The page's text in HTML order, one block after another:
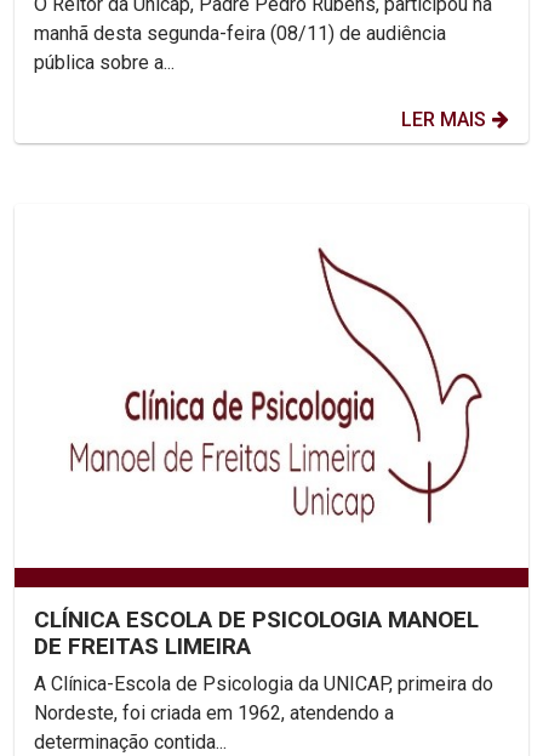
manhã desta segunda-feira (08/11) de audiência
pública sobre a...
LER MAIS
CLÍNICA ESCOLA DE PSICOLOGIA MANOEL
DE FREITAS LIMEIRA
A Clínica-Escola de Psicologia da UNICAP, primeira do
Nordeste, foi criada em 1962, atendendo a
determinação contida...